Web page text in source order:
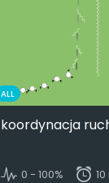
ALL
koordynacja
0 - 100%